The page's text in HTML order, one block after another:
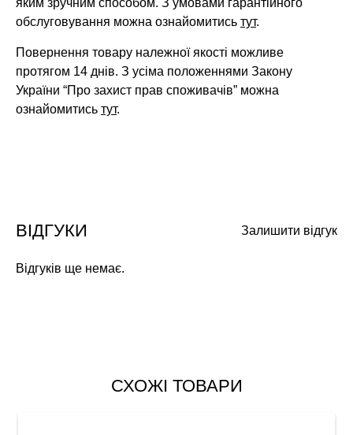
обслуговування можна ознайомитись тут.
Повернення товару належної якості можливе
протягом 14 днів. З усіма положеннями Закону
України “Про захист прав споживачів” можна
ознайомитись тут.
Залишити відгук
ВІДГУКИ
Відгуків ще немає.
СХОЖІ ТОВАРИ